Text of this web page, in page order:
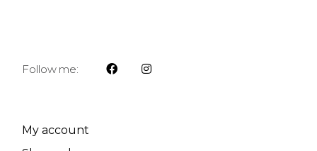
Follow me:
My account